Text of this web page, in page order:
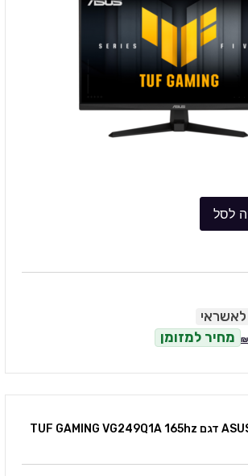
לסל
מחיר למזומן
מסך מחשב חברת ASUS דגם TUF GAMING VG249Q1A 165hz